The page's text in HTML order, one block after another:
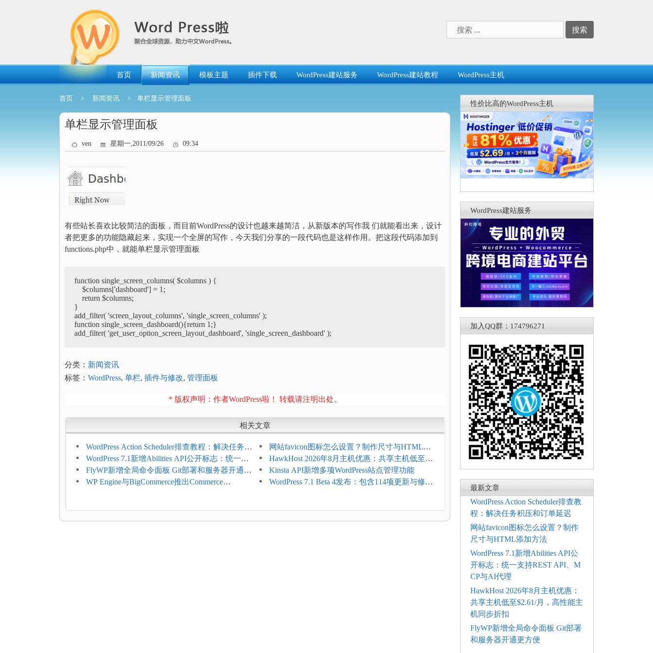
索：
首页 新闻资讯 模板主题 插件下载 WordPress建站服务 WordPress建站教程 WordPress主机
首页 > 新闻资讯 > 单栏显示管理面板
单栏显示管理面板
ven 星期一,2011/09/26 09:34
有些站长喜欢比较简洁的面板，而目前WordPress的设计也越来越简洁，从新版本的写作我 们就能看出来，设计
者把更多的功能隐藏起来，实现一个全屏的写作，今天我们分享的一段代码也是这样作用。把这段代码添加到
functions.php中，就能单栏显示管理面板
function single_screen_columns( $columns ) {
    $columns['dashboard'] = 1;
    return $columns;
}
add_filter( 'screen_layout_columns', 'single_screen_columns' );
function single_screen_dashboard(){return 1;}
add_filter( 'get_user_option_screen_layout_dashboard', 'single_screen_dashboard' );
分类： 新闻资讯
标签： WordPress, 单栏, 插件与修改, 管理面板
* 版权声明：作者WordPress啦！ 转载请注明出处。
相关文章
WordPress Action Scheduler排查教程：解决任务积
压和订单延迟
网站favicon图标怎么设置？制作尺寸与HTML添
加方法
WordPress 7.1新增Abilities API公开标志：统一支
持REST API、MCP与AI代理
HawkHost 2026年8月主机优惠：共享主机低至
$2.61/月，高性能主机同步折扣
FlyWP新增全局命令面板 Git部署和服务器开通更
方便
Kinsta API新增多项WordPress站点管理功能
WP Engine与BigCommerce推出Commerce
WordPress 7.1 Beta 4发布：包含114项更新与修
性价比高的WordPress主机
WordPress建站服务
加入QQ群：174796271
最新文章
WordPress Action Scheduler排查教
程：解决任务积压和订单延迟
网站favicon图标怎么设置？制作
尺寸与HTML添加方法
WordPress 7.1新增Abilities API公
开标志：统一支持REST API、M
CP与AI代理
HawkHost 2026年8月主机优惠：
共享主机低至$2.61/月，高性能主
机同步折扣
FlyWP新增全局命令面板 Git部署
和服务器开通更方便